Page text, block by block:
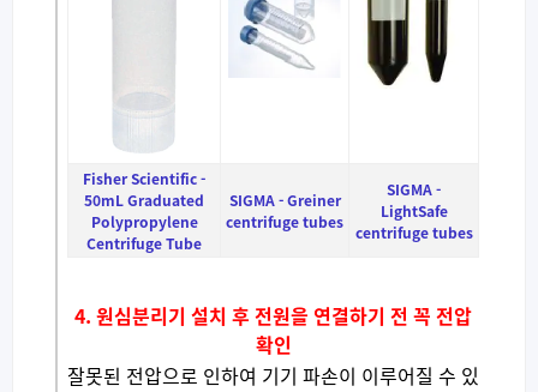
Fisher Scientific -
50mL Graduated
Polypropylene
Centrifuge Tube
SIGMA-Greiner
centrifuge tubes
SIGMA -
LightSafe
centrifuge tubes
4. 원심분리기 설치 후 전원을 연결하기 전 꼭 전압
확인
잘못된 전압으로 인하여 기기 파손이 이루어질 수 있